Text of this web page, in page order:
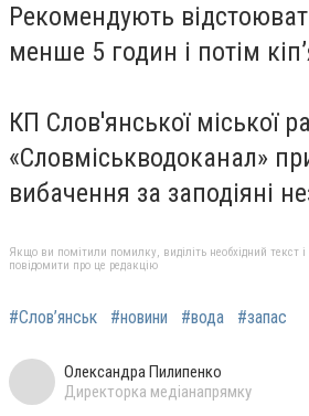
Рекомендують
менше 5 годин і потім
КП Слов'янської міської
«Словміськводоканал»
вибачення за заподіяні
Якщо ви помітили помилку, виділіть необхідний текст
повідомити про це редакцію
#Слов’янськ #новини #вода #запас
Олександра Пилипенко
Директорка медіанапрямку